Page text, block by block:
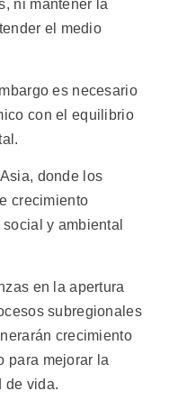
ni mantener la
el medio
es necesario
con el equilibrio
donde los
crecimiento
y ambiental
en la apertura
subregionales
crecimiento
para mejorar la
de vida.